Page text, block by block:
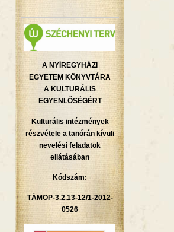
A NYÍREGYHÁZI
EGYETEM KÖNYVTÁRA
A KULTURÁLIS
EGYENLŐSÉGÉRT
Kulturális intézmények
részvétele a tanórán kívüli
nevelési feladatok
ellátásában
Kódszám:
TÁMOP-3.2.13-12/1-2012-
0526